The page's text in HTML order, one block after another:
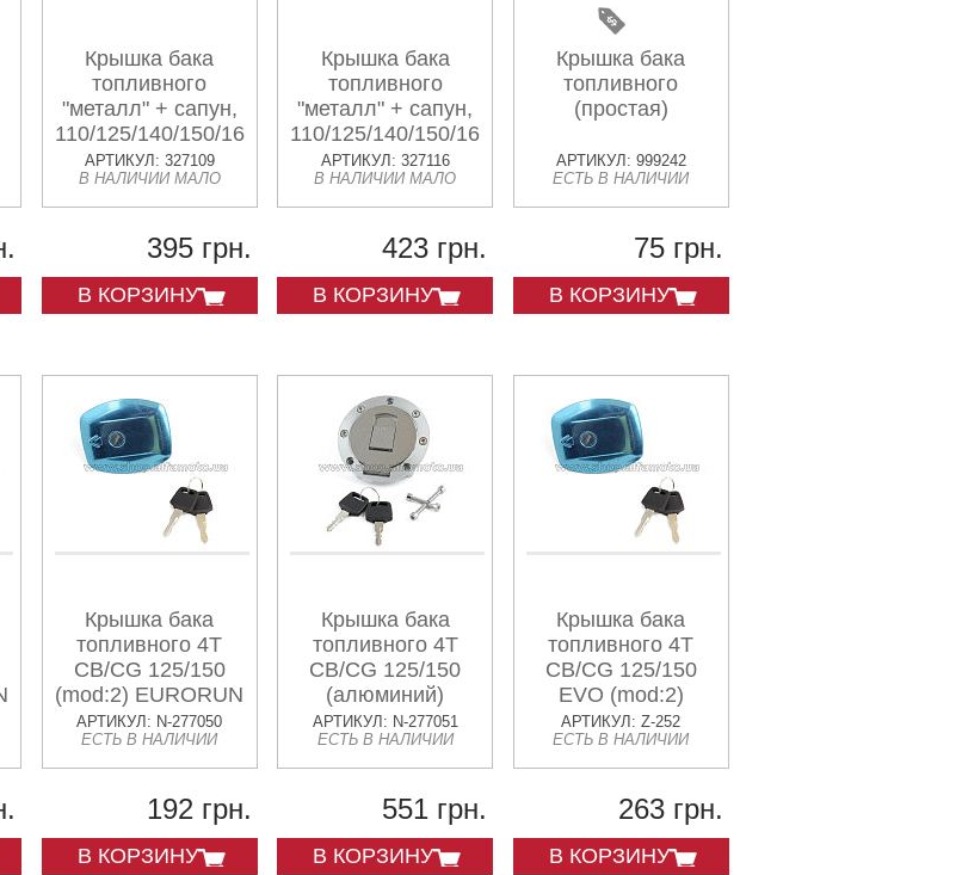
Крышка бака
топливного
"металл" + сапун,
110/125/140/150/160cc,
серая
АРТИКУЛ: 327109
В НАЛИЧИИ МАЛО
395 грн.
В КОРЗИНУ
Крышка бака
топливного
"металл" + сапун,
110/125/140/150/160cc,
черная
АРТИКУЛ: 327116
В НАЛИЧИИ МАЛО
423 грн.
В КОРЗИНУ
Крышка бака
топливного
(простая)
АРТИКУЛ: 999242
ЕСТЬ В НАЛИЧИИ
75 грн.
В КОРЗИНУ
Крышка бака
топливного 4T
CB/CG 125/150
(mod:2) EURORUN
АРТИКУЛ: N-277050
ЕСТЬ В НАЛИЧИИ
192 грн.
В КОРЗИНУ
Крышка бака
топливного 4T
CB/CG 125/150
(алюминий)
EURORUN
АРТИКУЛ: N-277051
ЕСТЬ В НАЛИЧИИ
551 грн.
В КОРЗИНУ
Крышка бака
топливного 4T
CB/CG 125/150
EVO (mod:2)
АРТИКУЛ: Z-252
ЕСТЬ В НАЛИЧИИ
263 грн.
В КОРЗИНУ